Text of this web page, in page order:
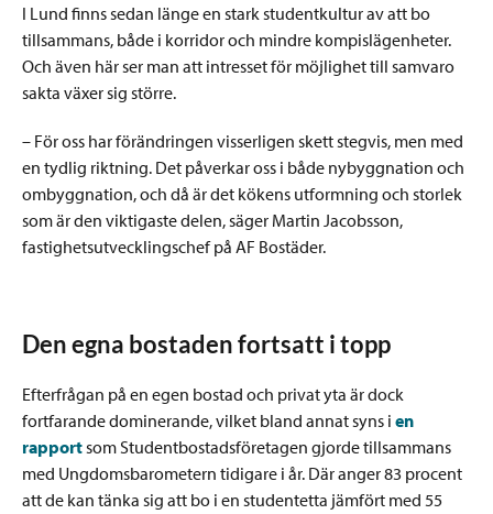
I Lund finns sedan länge en stark studentkultur av att bo
tillsammans, både i korridor och mindre kompislägenheter.
Och även här ser man att intresset för möjlighet till samvaro
sakta växer sig större.
– För oss har förändringen visserligen skett stegvis, men med
en tydlig riktning. Det påverkar oss i både nybyggnation och
ombyggnation, och då är det kökens utformning och storlek
som är den viktigaste delen, säger Martin Jacobsson,
fastighetsutvecklingschef på AF Bostäder.
Den egna bostaden fortsatt i topp
Efterfrågan på en egen bostad och privat yta är dock
fortfarande dominerande, vilket bland annat syns i en
rapportsom Studentbostadsföretagen gjorde tillsammans
med Ungdomsbarometern tidigare i år. Där anger 83 procent
att de kan tänka sig att bo i en studentetta jämfört med 55